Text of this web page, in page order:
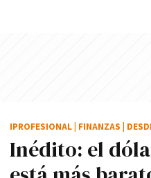
Inédito: el
IPROFESIONAL FINANZAS